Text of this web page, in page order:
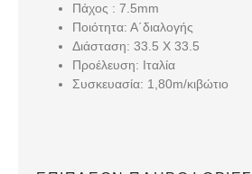
Πάχος : 7.5mm
Ποιότητα: Α΄διαλογής
Διάσταση: 33.5 Χ 33.5
Προέλευση: Ιταλία
Συσκευασία: 1,80m/κιβώτιο